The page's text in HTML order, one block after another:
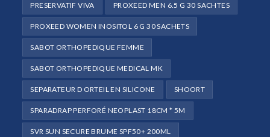
PRESERVATIF VIVA PROXEED MEN 6.5 G 30 SACHTES
PROXEED WOMEN INOSITOL 6 G 30 SACHETS
SABOT ORTHOPEDIQUE FEMME
SABOT ORTHOPEDIQUE MEDICAL MK
SEPARATEUR D ORTEIL EN SILICONE SHOORT
SPARADRAP PERFORÉ NEOPLAST 18CM * 5M
SVR SUN SECURE BRUME SPF50+ 200ML